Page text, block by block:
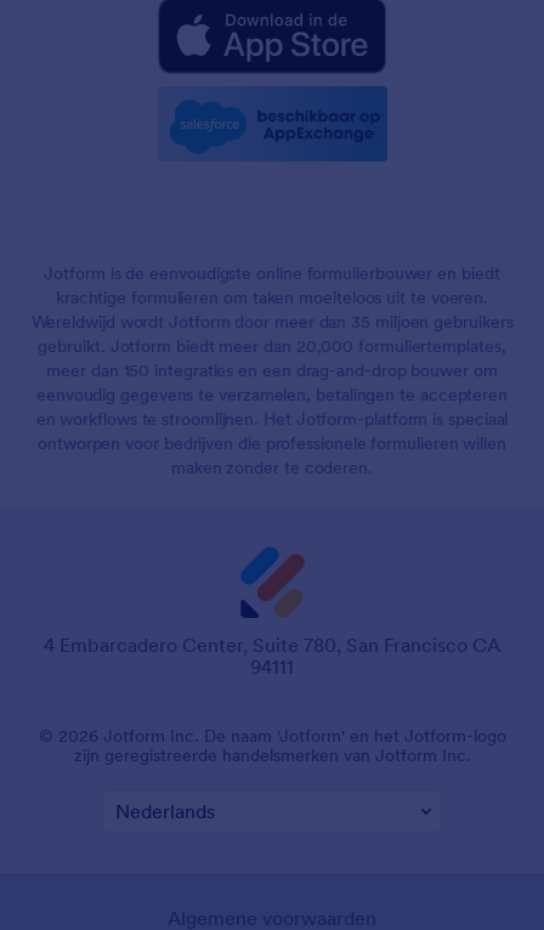
Jotform is de eenvoudigste online formulierbouwer en biedt
krachtige formulieren om taken moeiteloos uit te voeren.
Wereldwijd wordt Jotform door meer dan 35 miljoen gebruikers
gebruikt. Jotform biedt meer dan 20,000 formuliertemplates,
meer dan 150 integraties en een drag-and-drop bouwer om
eenvoudig gegevens te verzamelen, betalingen te accepteren
en workflows te stroomlijnen. Het Jotform-platform is speciaal
ontworpen voor bedrijven die professionele formulieren willen
maken zonder te coderen.
4 Embarcadero Center, Suite 780, San Francisco CA
94111
© 2026 Jotform Inc. De naam 'Jotform' en het Jotform-logo
zijn geregistreerde handelsmerken van Jotform Inc.
Algemene voorwaarden